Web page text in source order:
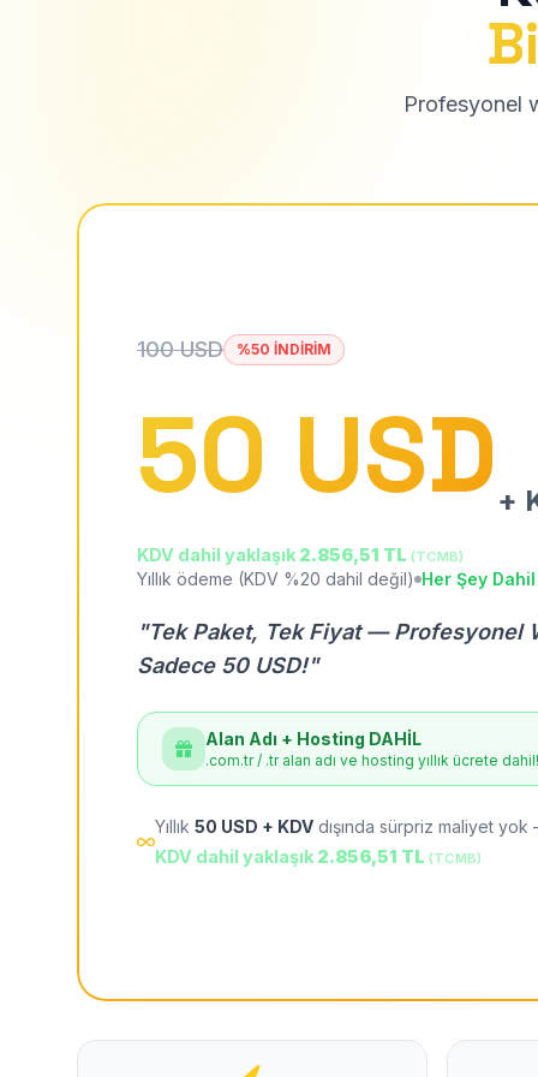
Profesyonel
100 USD %50 İNDİRİM
50 USD +
KDV dahil yaklaşık 2.856,51 TL (TCMB)
Yıllık ödeme (KDV %20 dahil değil) Her Şey Dahil
"Tek Paket, Tek Fiyat — Profesyonel
Sadece 50 USD!"
Alan Adı + Hosting DAHİL
.com.tr / .tr alan adı ve hosting yıllık ücrete dahil!
Yıllık 50 USD + KDV dışında sürpriz maliyet
KDV dahil yaklaşık 2.856,51 TL (TCMB)